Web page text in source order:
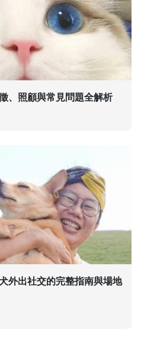
、照顧與常見問題全解析
外出社交的完整指南與場地